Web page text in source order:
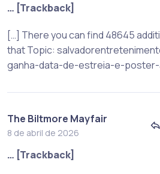
… [Trackback]
[…] There you can find 48645
that Topic:
ganha-data-de-estreia-e-poster-
The Biltmore Mayfair
8 de abril de 2026
… [Trackback]